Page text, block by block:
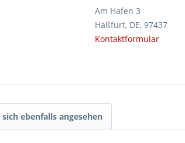
Am Hafen 3
Haßfurt, DE, 97437
Kontaktformular
ebenfalls angesehen